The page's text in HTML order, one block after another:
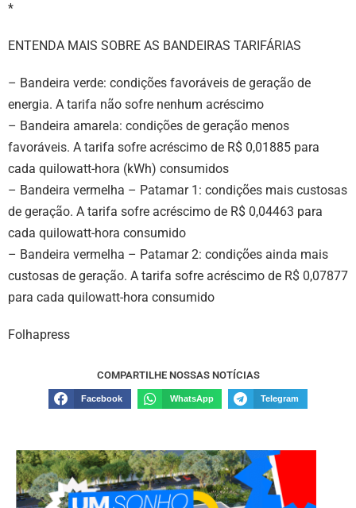
*
ENTENDA MAIS SOBRE AS BANDEIRAS TARIFÁRIAS
– Bandeira verde: condições favoráveis de geração de
energia. A tarifa não sofre nenhum acréscimo
– Bandeira amarela: condições de geração menos
favoráveis. A tarifa sofre acréscimo de R$ 0,01885 para
cada quilowatt-hora (kWh) consumidos
– Bandeira vermelha – Patamar 1: condições mais custosas
de geração. A tarifa sofre acréscimo de R$ 0,04463 para
cada quilowatt-hora consumido
– Bandeira vermelha – Patamar 2: condições ainda mais
custosas de geração. A tarifa sofre acréscimo de R$ 0,07877
para cada quilowatt-hora consumido
Folhapress
COMPARTILHE NOSSAS NOTÍCIAS
Facebook WhatsApp Telegram